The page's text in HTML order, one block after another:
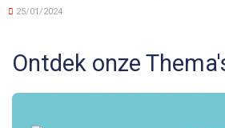
25/01/2024
Ontdek onze